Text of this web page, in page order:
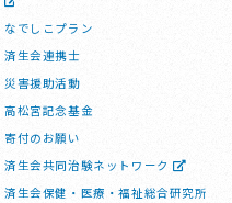
なでしこプラン
済生会連携士
災害援助活動
高松宮記念基金
寄付のお願い
済生会共同治験ネットワーク
済生会保健・医療・福祉総合研究所